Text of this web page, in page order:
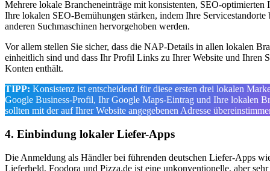
Mehrere lokale Brancheneinträge mit konsistenten, SEO-optimierten
Ihre lokalen SEO-Bemühungen stärken, indem Ihre Servicestandorte
anderen Suchmaschinen hervorgehoben werden.
Vor allem stellen Sie sicher, dass die NAP-Details in allen lokalen
einheitlich sind und dass Ihr Profil Links zu Ihrer Website und Ihren
Konten enthält.
TIPP: Konsistenz ist entscheidend für diese ersten drei lokalen
Google Business-Profil, Ihr Google Maps-Eintrag und Ihre lokalen
sollten mit der auf Ihrer Website angegebenen Adresse
4. Einbindung lokaler Liefer-Apps
Die Anmeldung als Händler bei führenden deutschen Liefer-Apps
Lieferheld, Foodora und Pizza.de ist eine unkonventionelle, aber